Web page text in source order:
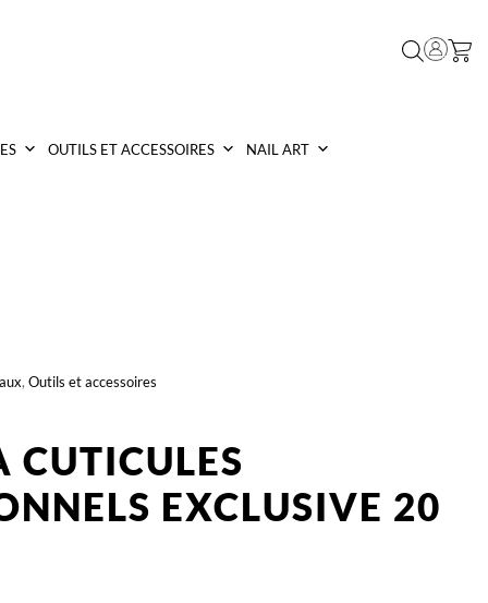
OUTILS ET ACCESSOIRES NAIL ART
, Outils et accessoires
CUTICULES
EXCLUSIVE 20